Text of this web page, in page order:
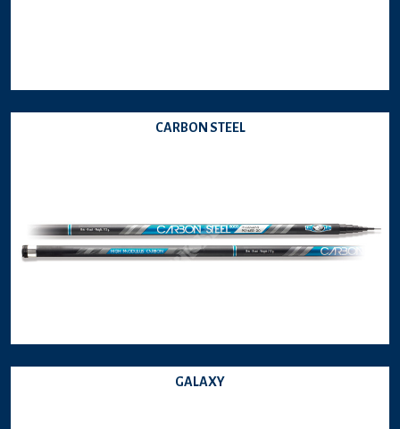
CARBON STEEL
GALAXY